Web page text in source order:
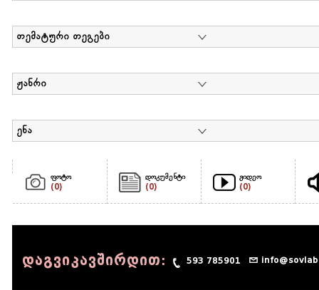
თემატური თეგები
ჟანრი
ენა
ფოტო
(0)
დოკუმენტი
(0)
ვიდეო
(0)
დაგვიკავშირდით: 593 785901